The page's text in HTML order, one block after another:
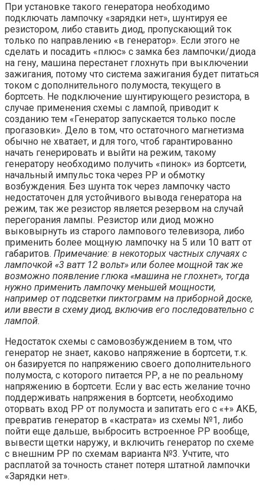
При установке такого генератора необходимо
подключать лампочку «зарядки нет», шунтируя ее
резистором, либо ставить диод, пропускающий ток
только по направлению «в генератор». Если этого не
сделать и посадить «плюс» с замка без лампочки/диода
на гену, машина перестанет глохнуть при выключении
зажигания, потому что система зажигания будет питаться
током с дополнительного полумоста, текущего в
бортсеть. Не подключение шунтирующего резистора, в
случае применения схемы с лампой, приводит к
созданию тем «Генератор запускается только после
прогазовки». Дело в том, что остаточного магнетизма
обычно не хватает, и для того, чтоб гарантированно
начать генерировать и выйти на режим, такому
генератору необходимо получить «пинок» из бортсети,
начальный импульс тока через РР и обмотку
возбуждения. Без шунта ток через лампочку часто
недостаточен для устойчивого вывода генератора на
режим, так же резистор является резервом на случай
перегорания лампы. Резистор или диод можно
выковырнуть из старого лампового телевизора, либо
применить более мощную лампочку на 5 или 10 ватт от
габаритов. Примечание: в некоторых частных случаях с
лампочкой «3 ватт 12 вольт» или более мощной так же
возможно появление глюка «машина не глохнет», тогда
нужно применить лампочку меньшей мощности,
например от подсветки пиктограмм на приборной доске,
или ввести в схему диод, включив его последовательно с
лампой.
Недостаток схемы с самовозбуждением в том, что
генератор не знает, каково напряжение в бортсети, т.к.
он базируется по напряжению своего дополнительного
полумоста, с которого питается РР, а не по реальному
напряжению в бортсети. Если у вас есть желание точно
поддерживать напряжения в бортсети, необходимо
оторвать вход РР от полумоста и запитать его с «+» АКБ,
превратив генератор в «кастрата» из схемы №1, либо
пойти еще дальше, выбросить встроенное РР вообще,
вывести щетки наружу, и включить генератор по схеме
с внешним РР по схемам варианта №3. Учтите, что
расплатой за точность станет потеря штатной лампочки
«Зарядки нет».